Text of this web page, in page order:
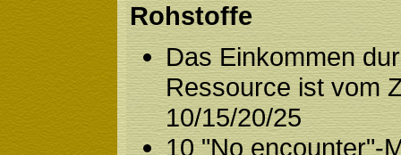
Rohstoffe
Das Einkommen
Ressource ist vom
10/15/20/25
10 "No encounter"-